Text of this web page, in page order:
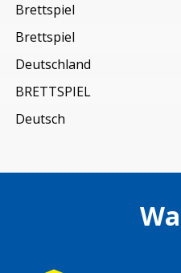
Brettspiel
Brettspiel
Deutschland
BRETTSPIEL
Deutsch